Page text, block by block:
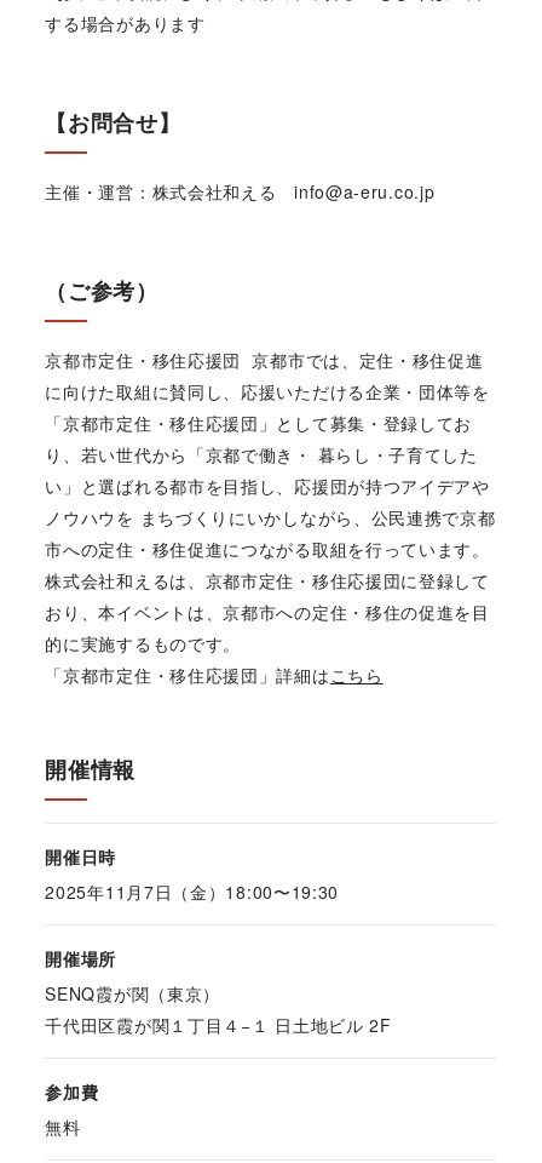
する場合があります
【お問合せ】
主催・運営：株式会社和える info@a-eru.co.jp
（ご参考）
京都市定住・移住応援団 京都市では、定住・移住促進
に向けた取組に賛同し、応援いただける企業・団体等を
「京都市定住・移住応援団」として募集・登録してお
り、若い世代から「京都で働き・ 暮らし・子育てした
い」と選ばれる都市を目指し、応援団が持つアイデアや
ノウハウを まちづくりにいかしながら、公民連携で京都
市への定住・移住促進につながる取組を行っています。
株式会社和えるは、京都市定住・移住応援団に登録して
おり、本イベントは、京都市への定住・移住の促進を目
的に実施するものです。
「京都市定住・移住応援団」詳細は こちら
開催情報
開催日時
2025年11月7日（金）18:00〜19:30
開催場所
SENQ霞が関（東京）
千代田区霞が関１丁目４−１ 日土地ビル 2F
参加費
無料